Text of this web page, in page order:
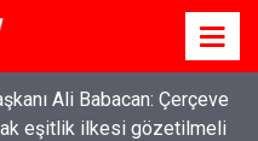
Ali Babacan: Çerçeve
eşitlik ilkesi gözetilmeli